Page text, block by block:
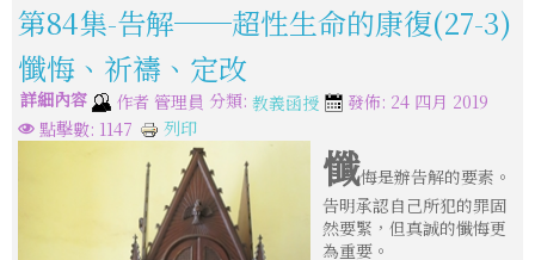
第84集-告解──超性生命的康復(27-3)
懺悔、祈禱、定改
詳細內容 作者 管理員 分類: 教義函授
發佈: 24 四月 2019
點擊數: 1147
列印
懺悔是辦告解的要素。
告明承認自己所犯的罪固
然要緊，但真誠的懺悔更
為重要。